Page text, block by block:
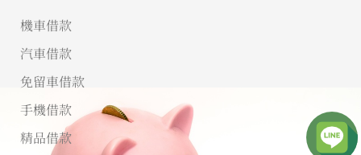
機車借款
汽車借款
免留車借款
手機借款
精品借款